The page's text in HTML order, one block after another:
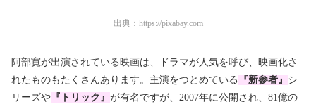
出典： https://pixabay.com
阿部寛が出演されている映画は、ドラマが人気を呼び、映画化さ
れたものもたくさんあります。主演をつとめている
『新参者』 シ
リーズや 『トリック』 が有名ですが、2007年に公開され、81億の